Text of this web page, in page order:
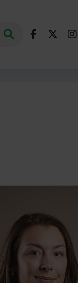
au minimum de 3
Lancer la
Nous suivre
Facebook
X